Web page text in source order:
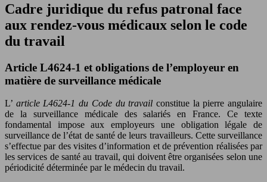
Cadre juridique du refus patronal face
aux rendez-vous médicaux selon le code
du travail
Article L4624-1 et obligations de l’employeur en
matière de surveillance médicale
L’ article L4624-1 du Code du travail constitue la pierre angulaire
de la surveillance médicale des salariés en France. Ce texte
fondamental impose aux employeurs une obligation légale de
surveillance de l’état de santé de leurs travailleurs. Cette surveillance
s’effectue par des visites d’information et de prévention réalisées par
les services de santé au travail, qui doivent être organisées selon une
périodicité déterminée par le médecin du travail.